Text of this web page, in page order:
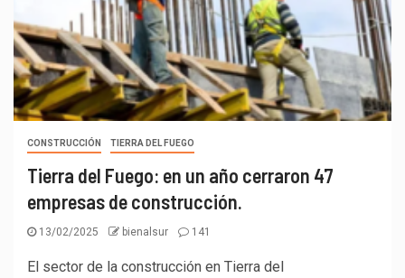
CONSTRUCCIÓN TIERRA DEL FUEGO
Tierra del Fuego: en un año cerraron 47
empresas de construcción.
13/02/2025 bienalsur 141
El sector de la construcción en Tierra del